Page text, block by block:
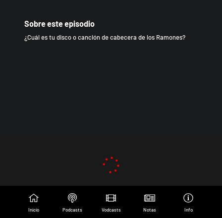
Sobre este episodio
¿Cuál es tu disco o canción de cabecera de los Ramones?
Inicio Podcasts Vodcasts Notas Info